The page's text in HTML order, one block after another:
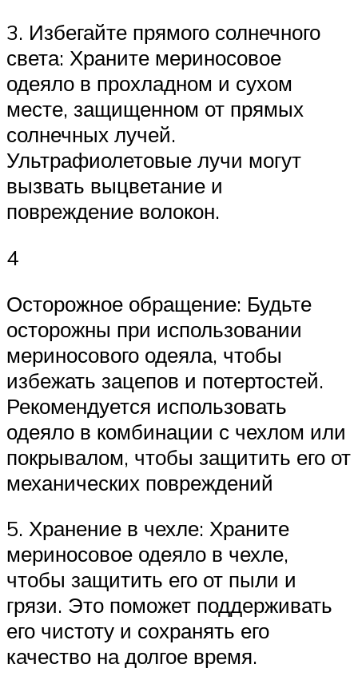
3. Избегайте прямого солнечного
света: Храните мериносовое
одеяло в прохладном и сухом
месте, защищенном от прямых
солнечных лучей.
Ультрафиолетовые лучи могут
вызвать выцветание и
повреждение волокон.
4
Осторожное обращение: Будьте
осторожны при использовании
мериносового одеяла, чтобы
избежать зацепов и потертостей.
Рекомендуется использовать
одеяло в комбинации с чехлом или
покрывалом, чтобы защитить его от
механических повреждений
5. Хранение в чехле: Храните
мериносовое одеяло в чехле,
чтобы защитить его от пыли и
грязи. Это поможет поддерживать
его чистоту и сохранять его
качество на долгое время.